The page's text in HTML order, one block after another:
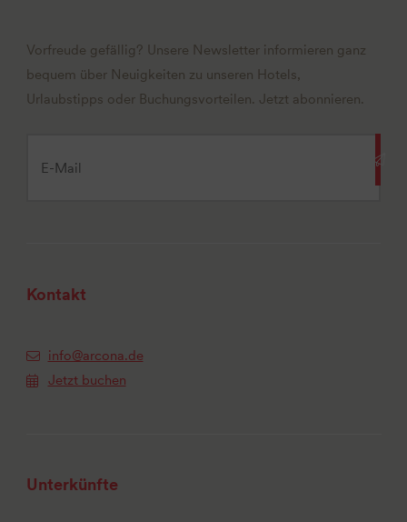
Vorfreude gefällig? Unsere Newsletter informieren ganz
bequem über Neuigkeiten zu unseren Hotels,
Urlaubstipps oder Buchungsvorteilen. Jetzt abonnieren.
Kontakt
info@arcona.de
Jetzt buchen
Unterkünfte